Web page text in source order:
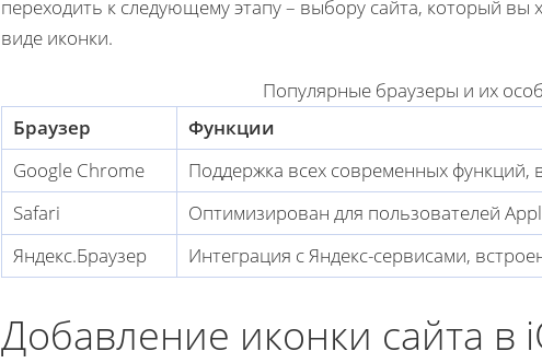
переходить к следующему этапу – выбору сайта, который вы
виде иконки.
Популярные браузеры и их
Браузер
Функции
Google Chrome
Поддержка всех современных функций,
Safari
Оптимизирован для пользователей
Яндекс.Браузер
Интеграция с Яндекс-сервисами,
Добавление иконки сайта в